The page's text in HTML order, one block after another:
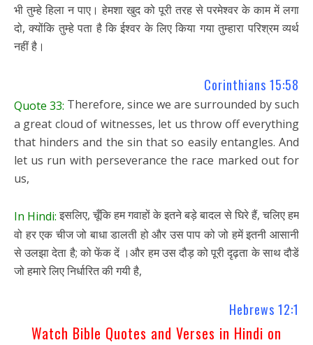
भी तुम्हे हिला न पाए। हेमशा खुद को पूरी तरह से परमेश्वर के काम में लगा
दो, क्योंकि तुम्हे पता है कि ईश्वर के लिए किया गया तुम्हारा परिश्रम व्यर्थ
नहीं है।
Corinthians 15:58
Quote 33: Therefore, since we are surrounded by such
a great cloud of witnesses, let us throw off everything
that hinders and the sin that so easily entangles. And
let us run with perseverance the race marked out for
us,
In Hindi:इसलिए, चूँकि हम गवाहों के इतने बड़े बादल से घिरे हैं, चलिए हम
वो हर एक चीज जो बाधा डालती हो और उस पाप को जो हमें इतनी आसानी
से उलझा देता है; को फेंक दें ।और हम उस दौड़ को पूरी दृढ़ता के साथ दौडें
जो हमारे लिए निर्धारित की गयी है,
Hebrews 12:1
Watch Bible Quotes and Verses in Hindi on